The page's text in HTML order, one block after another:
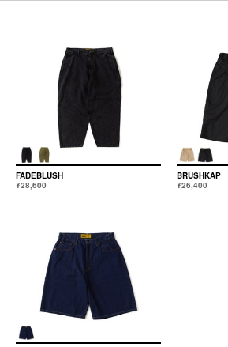
素材の性質上、多少収縮する可能性があります。
下さい。なお自動乾燥機(タンブラー)の御使用は
かける際には必ず当て布をしてください。ネーム
いで下さい。
本製品は中国製です。
FADEBLUSH
¥28,600
BRUSHKAP
¥26,400